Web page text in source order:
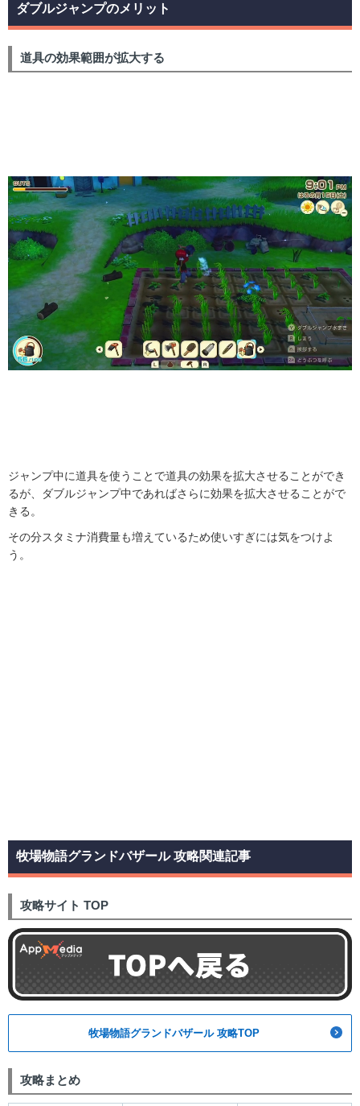
ダブルジャンプのメリット
道具の効果範囲が拡大する
ジャンプ中に道具を使うことで道具の効果を拡大させることができ
るが、ダブルジャンプ中であればさらに効果を拡大させることがで
きる。
その分スタミナ消費量も増えているため使いすぎには気をつけよ
う。
牧場物語グランドバザール 攻略関連記事
攻略サイト TOP
牧場物語グランドバザール 攻略TOP
攻略まとめ